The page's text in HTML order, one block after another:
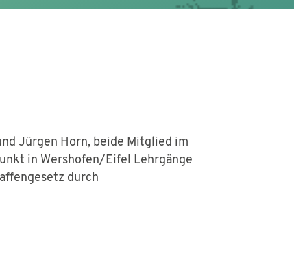
Jürgen Horn, beide Mitglied im
in Wershofen/Eifel Lehrgänge
durch